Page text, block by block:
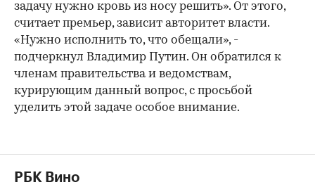
задачу нужно кровь из носу решить». От этого,
считает премьер, зависит авторитет власти.
«Нужно исполнить то, что обещали», -
подчеркнул Владимир Путин. Он обратился к
членам правительства и ведомствам,
курирующим данный вопрос, с просьбой
уделить этой задаче особое внимание.
РБК Вино